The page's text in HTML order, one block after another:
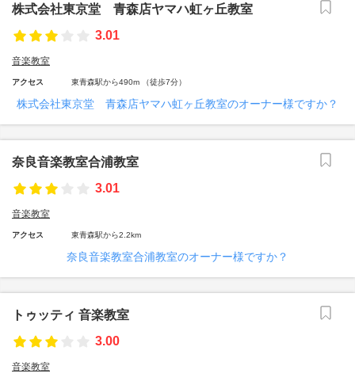
株式会社東京堂 青森店ヤマハ虹ヶ丘教室
3.01
音楽教室
アクセス 東青森駅から490m （徒歩7分）
株式会社東京堂 青森店ヤマハ虹ヶ丘教室のオーナー様ですか？
奈良音楽教室合浦教室
3.01
音楽教室
アクセス 東青森駅から2.2km
奈良音楽教室合浦教室のオーナー様ですか？
トゥッティ 音楽教室
3.00
音楽教室